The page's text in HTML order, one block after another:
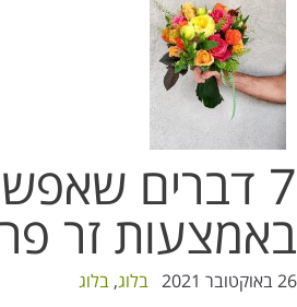
7 דברים
באמצעות זר
26 באוקטובר 2021 בלוג, בלוג